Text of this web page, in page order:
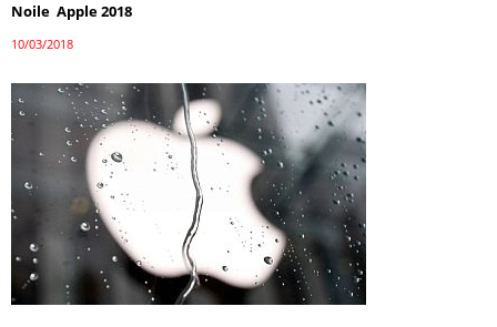
Noile Apple 2018
10/03/2018